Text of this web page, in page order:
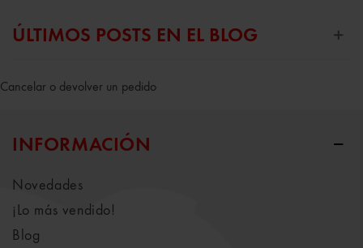
ÚLTIMOS POSTS EN EL BLOG
Cancelar o devolver un pedido
INFORMACIÓN
Novedades
¡Lo más vendido!
Blog